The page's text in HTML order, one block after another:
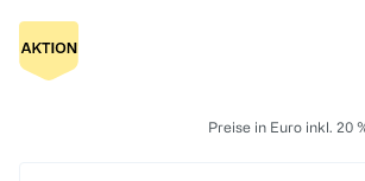
Preise in Euro inkl. 20